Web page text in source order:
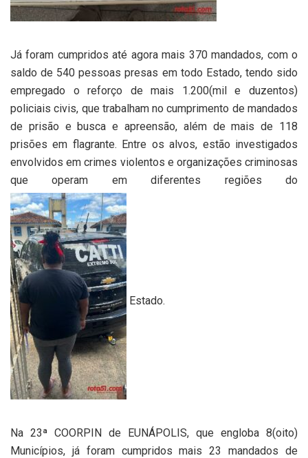
Já foram cumpridos até agora mais 370 mandados, com o
saldo de 540 pessoas presas em todo Estado, tendo sido
empregado o reforço de mais 1.200(mil e duzentos)
policiais civis, que trabalham no cumprimento de mandados
de prisão e busca e apreensão, além de mais de 118
prisões em flagrante. Entre os alvos, estão investigados
envolvidos em crimes violentos e organizações criminosas
que operam em diferentes regiões do
Estado.
Na 23ª COORPIN de EUNÁPOLIS, que engloba 8(oito)
Municípios, já foram cumpridos mais 23 mandados de